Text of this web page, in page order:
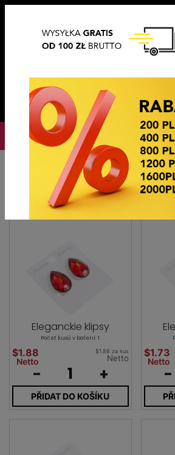
OKAZJE
Hlavní stránka Bižutérie Klipsy
Eleganckie klipsy
Počet kusů v balení: 1
$1.88
Netto
$1.88 za kus
Netto
- +
PŘIDAT DO KOŠÍKU
$1.73
Netto
-